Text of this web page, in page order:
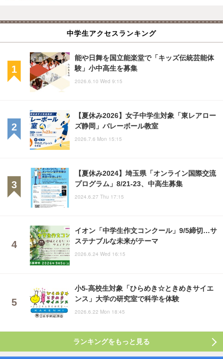
中学生アクセスランキング
能や日舞を国立能楽堂で「キッズ伝統芸能体
験」小中高生を募集
2026.6.10 Wed 9:15
【夏休み2026】女子中学生対象「東レアロー
ズ静岡」バレーボール教室
2026.7.6 Mon 15:15
【夏休み2024】埼玉県「オンライン国際交流
プログラム」8/21-23、中高生募集
2024.6.27 Thu 17:15
イオン「中学生作文コンクール」9/5締切…サ
ステナブルな未来がテーマ
2026.6.24 Wed 16:15
小5-高校生対象「ひらめき☆ときめきサイエ
ンス」大学の研究室で科学を体験
2026.6.22 Mon 18:45
ランキングをもっと見る